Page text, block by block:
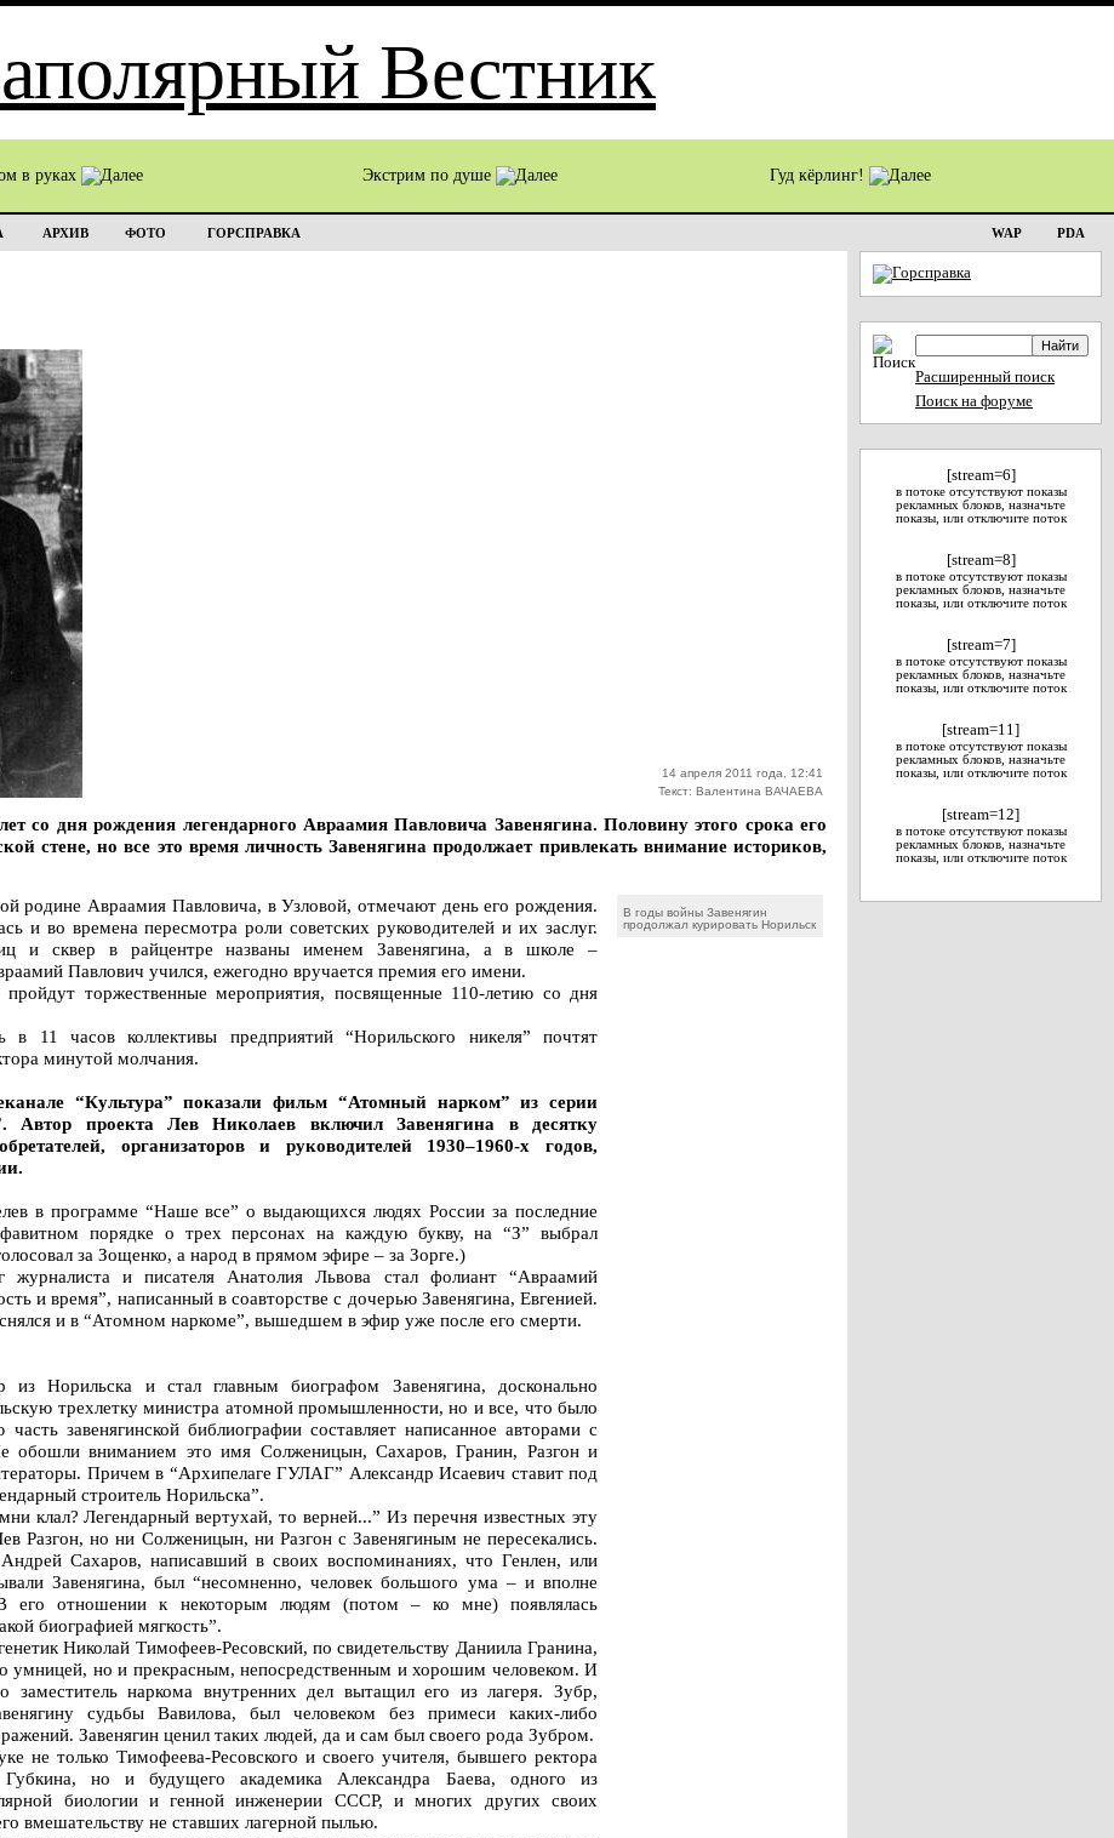
в руках Экстрим по душе Гуд кёрлинг!
АРХИВ ФОТО ГОРСПРАВКА WAP PDA
14 апреля 2011 года, 12:41
Текст: Валентина ВАЧАЕВА
со дня рождения легендарного Авраамия Павловича Завенягина. Половину этого срока его
стене, но все это время личность Завенягина продолжает привлекать внимание историков,
родине Авраамия Павловича, в Узловой, отмечают день его рождения.
и во времена пересмотра роли советских руководителей и их заслуг.
и сквер в райцентре названы именем Завенягина, а в школе –
Павлович учился, ежегодно вручается премия его имени.
торжественные мероприятия, посвященные 110-летию со дня
11 часов коллективы предприятий “Норильского никеля” почтят
минутой молчания.
“Культура” показали фильм “Атомный нарком” из серии
Автор проекта Лев Николаев включил Завенягина в десятку
организаторов и руководителей 1930–1960-х годов,
в программе “Наше все” о выдающихся людях России за последние
порядке о трех персонах на каждую букву, на “З” выбрал
за Зощенко, а народ в прямом эфире – за Зорге.)
журналиста и писателя Анатолия Львова стал фолиант “Авраамий
и время”, написанный в соавторстве с дочерью Завенягина, Евгенией.
и в “Атомном наркоме”, вышедшем в эфир уже после его смерти.
из Норильска и стал главным биографом Завенягина, досконально
трехлетку министра атомной промышленности, но и все, что было
завенягинской библиографии составляет написанное авторами с
обошли вниманием это имя Солженицын, Сахаров, Гранин, Разгон и
Причем в “Архипелаге ГУЛАГ” Александр Исаевич ставит под
строитель Норильска”.
клал? Легендарный вертухай, то верней...” Из перечня известных эту
Разгон, но ни Солженицын, ни Разгон с Завенягиным не пересекались.
Сахаров, написавший в своих воспоминаниях, что Генлен, или
Завенягина, был “несомненно, человек большого ума – и вполне
В его отношении к некоторым людям (потом – ко мне) появлялась
биографией мягкость”.
Николай Тимофеев-Ресовский, по свидетельству Даниила Гранина,
умницей, но и прекрасным, непосредственным и хорошим человеком. И
заместитель наркома внутренних дел вытащил его из лагеря. Зубр,
судьбы Вавилова, был человеком без примеси каких-либо
Завенягин ценил таких людей, да и сам был своего рода Зубром.
не только Тимофеева-Ресовского и своего учителя, бывшего ректора
но и будущего академика Александра Баева, одного из
биологии и генной инженерии СССР, и многих других своих
вмешательству не ставших лагерной пылью.
В годы войны Завенягин
продолжал курировать Норильск
Расширенный поиск
Поиск на форуме
[stream=6]
в потоке отсутствуют показы
рекламных блоков, назначьте
показы, или отключите поток
[stream=8]
в потоке отсутствуют показы
рекламных блоков, назначьте
показы, или отключите поток
[stream=7]
в потоке отсутствуют показы
рекламных блоков, назначьте
показы, или отключите поток
[stream=11]
в потоке отсутствуют показы
рекламных блоков, назначьте
показы, или отключите поток
[stream=12]
в потоке отсутствуют показы
рекламных блоков, назначьте
показы, или отключите поток